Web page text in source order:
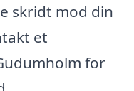
skridt mod din
et
for